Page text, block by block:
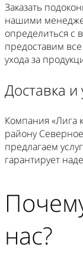
Заказать
нашими
определиться
предоставим
ухода за
Доставка и
Компания «Лига
району
предлагаем
гарантирует
нас?